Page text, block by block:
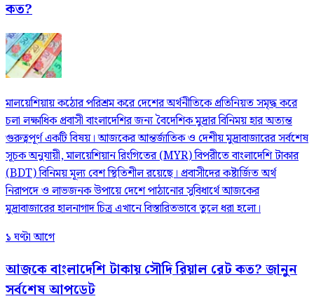
কত?
মালয়েশিয়ায় কঠোর পরিশ্রম করে দেশের অর্থনীতিকে প্রতিনিয়ত সমৃদ্ধ করে
চলা লক্ষাধিক প্রবাসী বাংলাদেশির জন্য বৈদেশিক মুদ্রার বিনিময় হার অত্যন্ত
গুরুত্বপূর্ণ একটি বিষয়। আজকের আন্তর্জাতিক ও দেশীয় মুদ্রাবাজারের সর্বশেষ
সূচক অনুযায়ী, মালয়েশিয়ান রিংগিতের (MYR) বিপরীতে বাংলাদেশি টাকার
(BDT) বিনিময় মূল্য বেশ স্থিতিশীল রয়েছে। প্রবাসীদের কষ্টার্জিত অর্থ
নিরাপদে ও লাভজনক উপায়ে দেশে পাঠানোর সুবিধার্থে আজকের
মুদ্রাবাজারের হালনাগাদ চিত্র এখানে বিস্তারিতভাবে তুলে ধরা হলো।
১ ঘণ্টা আগে
আজকে বাংলাদেশি টাকায় সৌদি রিয়াল রেট কত? জানুন
সর্বশেষ আপডেট